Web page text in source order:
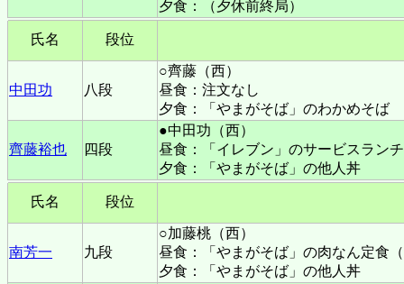
夕食：（夕休前終局）
氏名 段位
中田功 八段
○齊藤（西）
昼食：注文なし
夕食：「やまがそば」のわかめそば
齊藤裕也 四段
●中田功（西）
昼食：「イレブン」のサービスラン
夕食：「やまがそば」の他人丼
氏名 段位
南芳一 九段
○加藤桃（西）
昼食：「やまがそば」の肉なん定食
夕食：「やまがそば」の他人丼